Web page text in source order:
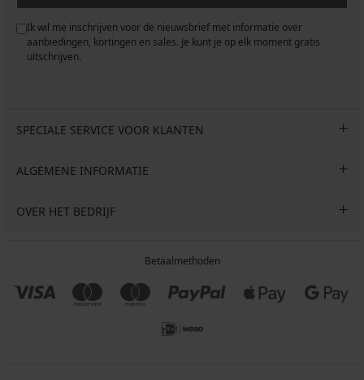
Ik wil me inschrijven voor de nieuwsbrief met informatie over
aanbiedingen, kortingen en sales. Je kunt je op elk moment gratis
uitschrijven.
SPECIALE SERVICE VOOR KLANTEN
ALGEMENE INFORMATIE
OVER HET BEDRIJF
Betaalmethoden